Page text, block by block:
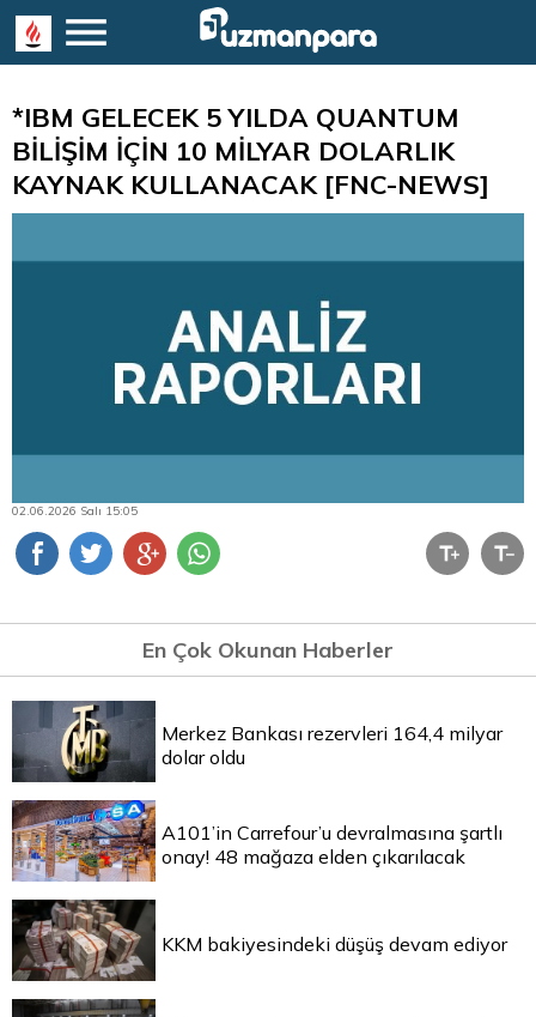
*IBM GELECEK 5 YILDA QUANTUM
BİLİŞİM İÇİN 10 MİLYAR DOLARLIK
KAYNAK KULLANACAK [FNC-NEWS]
02.06.2026 Salı 15:05
En Çok Okunan Haberler
Merkez Bankası rezervleri 164,4 milyar
dolar oldu
A101’in Carrefour’u devralmasına şartlı
onay! 48 mağaza elden çıkarılacak
KKM bakiyesindeki düşüş devam ediyor